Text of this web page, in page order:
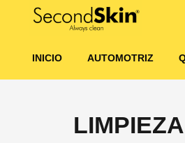
INICIO AUTOMOTRIZ